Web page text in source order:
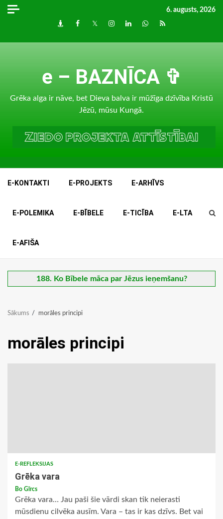
Skip
6. augusts, 2026
DraugiemFacebook
TwitterInstagram
LinkedInwhatsapp
RSS
e – BAZNĪCA ✞
Grēka alga ir nāve, bet Dieva balva ir mūžīga dzīvība Kristū
Jēzū, mūsu Kungā.
E-KONTAKTI E-PROJEKTS E-ARHĪVS
E-POLEMIKA E-BĪBELE E-TICĪBA E-LTA
E-AFIŠA
188. Ko Bībele māca par Jēzus ieņemšanu?
Sākums morāles principi
morāles principi
E-REFLEKSIJAS
Grēka vara
Bo Gīrcs
Grēka vara… Jau paši šie vārdi skan tik neierasti
mūsdienu cilvēka ausīm. Vara – tas ir kas dzīvs. Bet vai